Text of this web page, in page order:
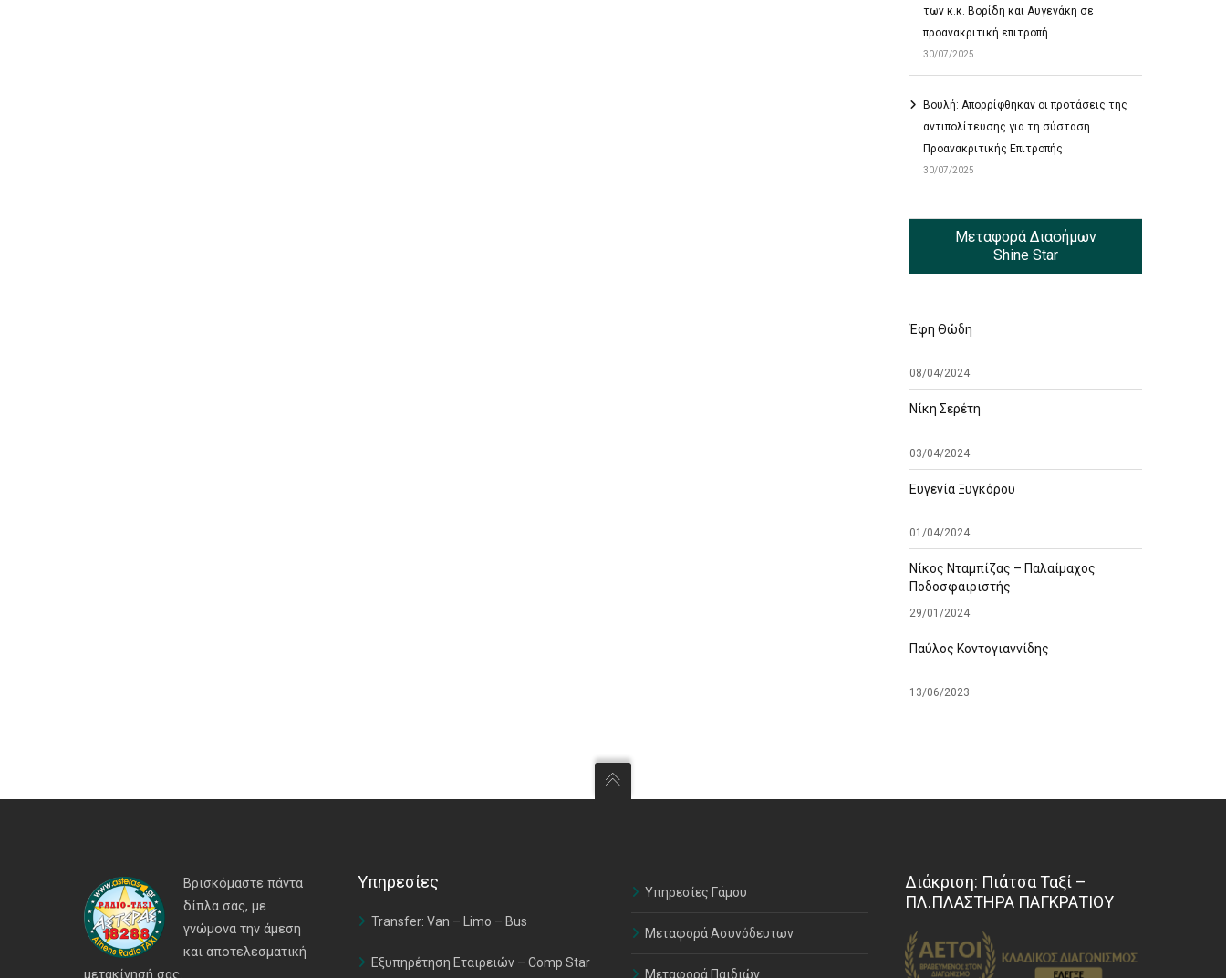
των κ.κ. Βορίδη και Αυγενάκη σε
προανακριτική επιτροπή
30/07/2025
Βουλή: Απορρίφθηκαν οι προτάσεις της
αντιπολίτευσης για τη σύσταση
Προανακριτικής Επιτροπής
30/07/2025
Μεταφορά Διασήμων
Shine Star
Έφη Θώδη
08/04/2024
Νίκη Σερέτη
03/04/2024
Ευγενία Ξυγκόρου
01/04/2024
Νίκος Νταμπίζας – Παλαίμαχος
Ποδοσφαιριστής
29/01/2024
Παύλος Κοντογιαννίδης
13/06/2023
Βρισκόμαστε πάντα
δίπλα σας, με
γνώμονα την άμεση
και αποτελεσματική
μετακίνησή σας.
Υπηρεσίες
Transfer: Van – Limo – Bus
Εξυπηρέτηση Εταιρειών – Comp Star
Υπηρεσίες Γάμου
Μεταφορά Ασυνόδευτων
Μεταφορά Παιδιών
Διάκριση: Πιάτσα Ταξί –
ΠΛ.ΠΛΑΣΤΗΡΑ ΠΑΓΚΡΑΤΙΟΥ